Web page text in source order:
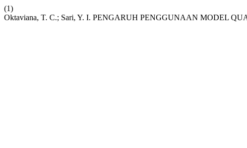
(1)
Oktaviana, T. C.; Sari, Y. I. PENGARUH PENGGUNAAN MODEL